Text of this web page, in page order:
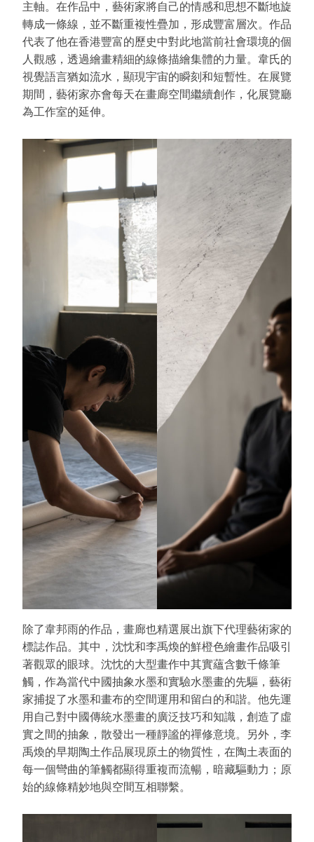
主軸。在作品中，藝術家將自己的情感和思想不斷地旋
轉成一條線，並不斷重複性疊加，形成豐富層次。作品
代表了他在香港豐富的歷史中對此地當前社會環境的個
人觀感，透過繪畫精細的線條描繪集體的力量。韋氏的
視覺語言猶如流水，顯現宇宙的瞬刻和短暫性。在展覽
期間，藝術家亦會每天在畫廊空間繼續創作，化展覽廳
為工作室的延伸。
除了韋邦雨的作品，畫廊也精選展出旗下代理藝術家的
標誌作品。其中，沈忱和李禹煥的鮮橙色繪畫作品吸引
著觀眾的眼球。沈忱的大型畫作中其實蘊含數千條筆
觸，作為當代中國抽象水墨和實驗水墨畫的先驅，藝術
家捕捉了水墨和畫布的空間運用和留白的和諧。他先運
用自己對中國傳統水墨畫的廣泛技巧和知識，創造了虛
實之間的抽象，散發出一種靜謐的禪修意境。另外，李
禹煥的早期陶土作品展現原土的物質性，在陶土表面的
每一個彎曲的筆觸都顯得重複而流暢，暗藏驅動力；原
始的線條精妙地與空間互相聯繫。